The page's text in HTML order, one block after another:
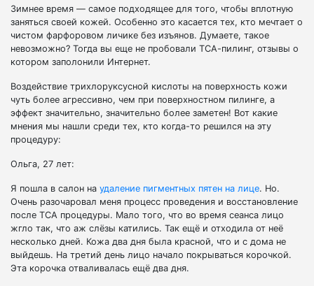
Зимнее время — самое подходящее для того, чтобы вплотную
заняться своей кожей. Особенно это касается тех, кто мечтает о
чистом фарфоровом личике без изъянов. Думаете, такое
невозможно? Тогда вы еще не пробовали ТСА-пилинг, отзывы о
котором заполонили Интернет.
Воздействие трихлоруксусной кислоты на поверхность кожи
чуть более агрессивно, чем при поверхностном пилинге, а
эффект значительно, значительно более заметен! Вот какие
мнения мы нашли среди тех, кто когда-то решился на эту
процедуру:
Ольга, 27 лет:
Я пошла в салон на удаление пигментных пятен на лице. Но.
Очень разочаровал меня процесс проведения и восстановление
после ТСА процедуры. Мало того, что во время сеанса лицо
жгло так, что аж слёзы катились. Так ещё и отходила от неё
несколько дней. Кожа два дня была красной, что и с дома не
выйдешь. На третий день лицо начало покрываться корочкой.
Эта корочка отваливалась ещё два дня.